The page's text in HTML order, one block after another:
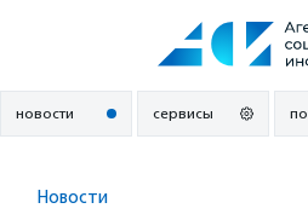
новости сервисы
Новости